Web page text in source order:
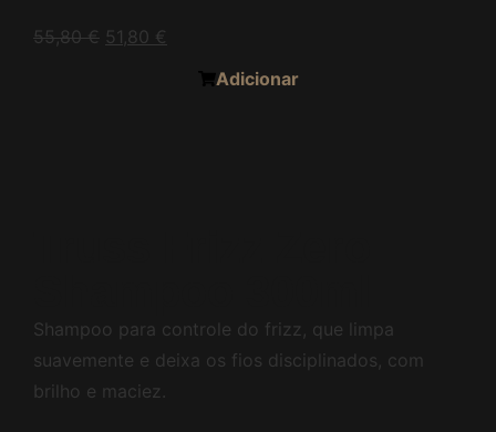
55,80€ 51,80 €
Adicionar
Shampoo para controle do frizz, que limpa
suavemente e deixa os fios disciplinados, com
brilho e maciez.